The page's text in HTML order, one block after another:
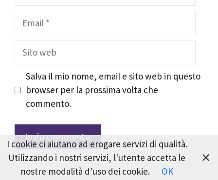
Email
Sito
Salva il mio nome, email e sito web in questo
browser per la prossima volta che
commento.
I cookie ci aiutano ad erogare servizi di qualità.
Utilizzando i nostri servizi, l'utente accetta le
nostre modalità d'uso dei cookie.
OK